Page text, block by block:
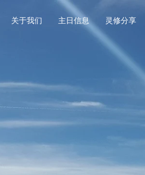
关于我们 主日信息 灵修分享